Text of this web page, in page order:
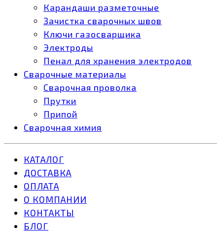
Карандаши разметочные
Зачистка сварочных швов
Ключи газосварщика
Электроды
Пенал для хранения электродов
Сварочные материалы
Сварочная проволка
Прутки
Припой
Сварочная химия
КАТАЛОГ
ДОСТАВКА
ОПЛАТА
О КОМПАНИИ
КОНТАКТЫ
БЛОГ